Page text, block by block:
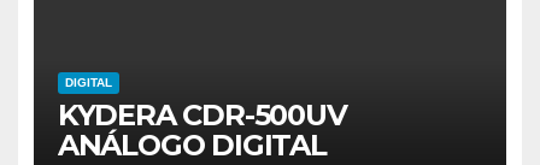
DIGITAL
KYDERA CDR-500UV
ANÁLOGO DIGITAL